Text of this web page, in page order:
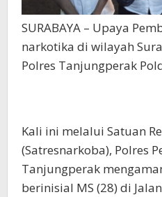
SURABAYA – Upaya
narkotika di wilayah
Polres Tanjungperak
Kali ini melalui Satuan
(Satresnarkoba), Polres
Tanjungperak
berinisial MS (28) di